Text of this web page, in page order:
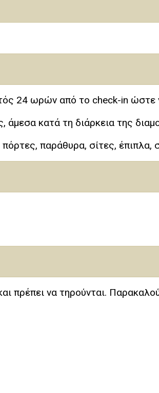
24 ωρών από το check-in ώστε
άμεσα κατά τη διάρκεια της
παράθυρα, σίτες,
πρέπει να τηρούνται.